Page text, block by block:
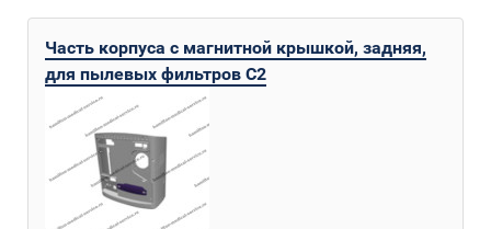
Часть корпуса с магнитной крышкой, задняя,
для пылевых фильтров C2